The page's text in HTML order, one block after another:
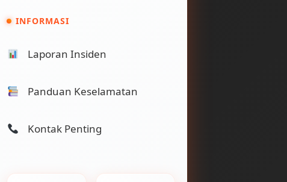
INFORMASI
Laporan Insiden
Panduan Keselamatan
Kontak Penting